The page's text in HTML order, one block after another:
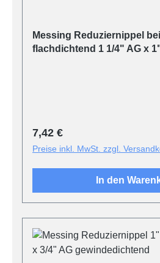
Messing Reduziernippel
flachdichtend 1 1/4" AG x
Regulärer Preis:
7,42 €
Preise inkl. MwSt. zzgl.
In den